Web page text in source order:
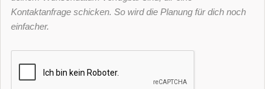
Kontaktanfrage schicken. So wird die Planung für dich noch
einfacher.